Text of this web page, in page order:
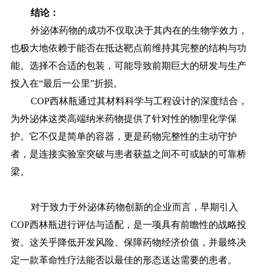
结论：
外泌体药物的成功不仅取决于其内在的生物学效力，
也极大地依赖于能否在抵达靶点前维持其完整的结构与功
能。选择不合适的包装，可能导致前期巨大的研发与生产
投入在“最后一公里”折损。
COP西林瓶通过其材料科学与工程设计的深度结合，
为外泌体这类高端纳米药物提供了针对性的物理化学保
护。它不仅是简单的容器，更是药物完整性的主动守护
者，是连接实验室突破与患者获益之间不可或缺的可靠桥
梁。
对于致力于外泌体药物创新的企业而言，早期引入
COP西林瓶进行评估与适配，是一项具有前瞻性的战略投
资。这关乎降低开发风险、保障药物经济价值，并最终决
定一款革命性疗法能否以最佳的形态送达需要的患者。